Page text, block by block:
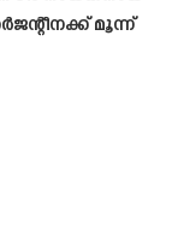
മൂന്ന്